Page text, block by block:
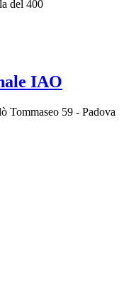
del 400
IAO
Tommaseo 59 - Padova